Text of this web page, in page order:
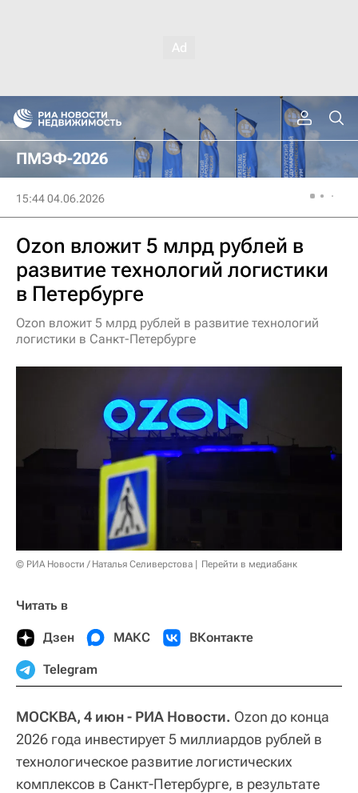
ПМЭФ-2026
15:44 04.06.2026
Ozon вложит 5 млрд рублей в
развитие технологий логистики
в Петербурге
Ozon вложит 5 млрд рублей в развитие технологий
логистики в Санкт-Петербурге
© РИА Новости / Наталья Селиверстова Перейти в медиабанк
Читать в
Дзен МАКС ВКонтакте
Telegram
МОСКВА, 4 июн - РИА Новости. Ozon до конца
2026 года инвестирует 5 миллиардов рублей в
технологическое развитие логистических
комплексов в Санкт-Петербурге, в результате